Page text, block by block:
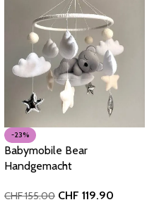
-23%
Babymobile Bear
Handgemacht
CHF155.00 CHF 119.90